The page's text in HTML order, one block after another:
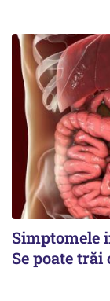
Simptomele
Se poate